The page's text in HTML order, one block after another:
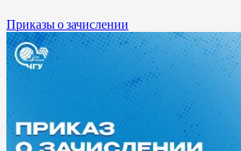
Приказы о зачислении